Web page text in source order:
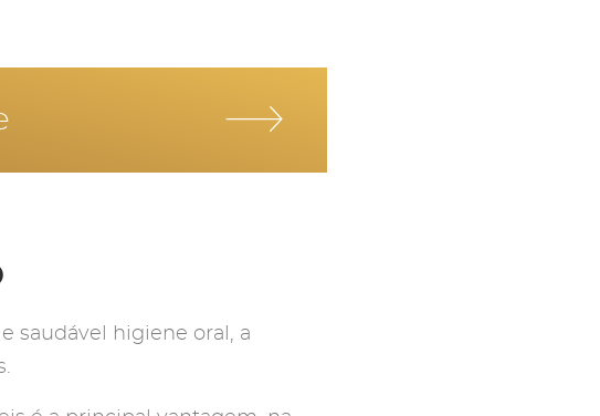
saudável higiene oral, a